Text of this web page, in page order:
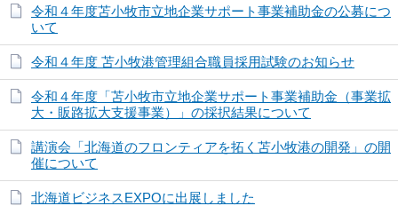
令和４年度苫小牧市立地企業サポート事業補助金の公募につ
いて
令和４年度 苫小牧港管理組合職員採用試験のお知らせ
令和４年度「苫小牧市立地企業サポート事業補助金（事業拡
大・販路拡大支援事業）」の採択結果について
講演会「北海道のフロンティアを拓く苫小牧港の開発」の開
催について
北海道ビジネスEXPOに出展しました